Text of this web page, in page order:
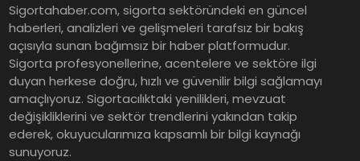
Sigortahaber.com, sigorta sektöründeki en güncel
haberleri, analizleri ve gelişmeleri tarafsız bir bakış
açısıyla sunan bağımsız bir haber platformudur.
Sigorta profesyonellerine, acentelere ve sektöre ilgi
duyan herkese doğru, hızlı ve güvenilir bilgi sağlamayı
amaçlıyoruz. Sigortacılıktaki yenilikleri, mevzuat
değişikliklerini ve sektör trendlerini yakından takip
ederek, okuyucularımıza kapsamlı bir bilgi kaynağı
sunuyoruz.